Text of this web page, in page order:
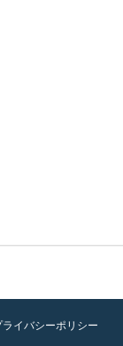
ライバシーポリシー